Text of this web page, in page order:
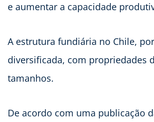
e aumentar a capacidade
A estrutura fundiária no Chile,
diversificada, com propriedades
tamanhos.
De acordo com uma publicação